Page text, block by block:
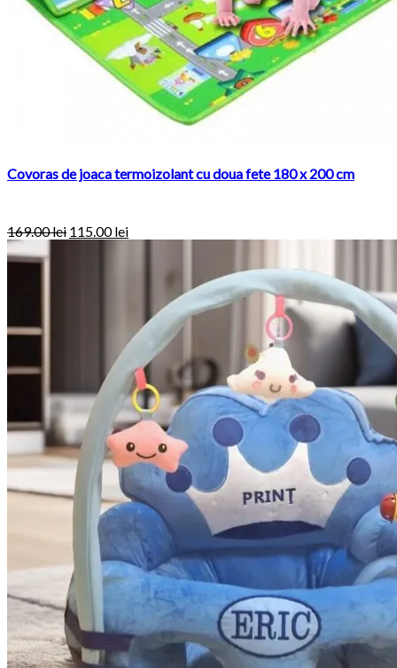
Covoras de joaca termoizolant cu doua fete 180 x 200 cm
169.00lei 115.00lei